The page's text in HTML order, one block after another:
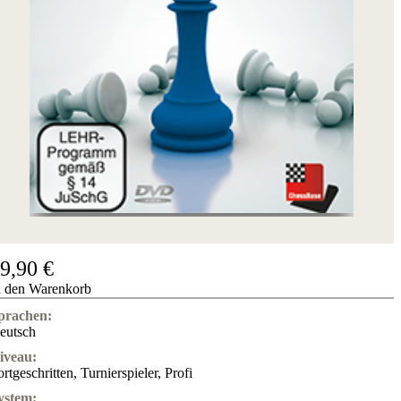
€
den Warenkorb
, Turnierspieler, Profi
Accounts
Mitgliedschaft
Dukaten
Schachprogramme
Fritz
ChessBase
Programmpakete
Programm-
Training